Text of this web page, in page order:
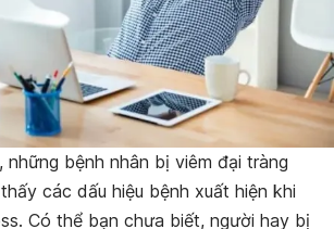
những bệnh nhân bị viêm đại tràng
các dấu hiệu bệnh xuất hiện khi
Có thể bạn chưa biết, người hay bị